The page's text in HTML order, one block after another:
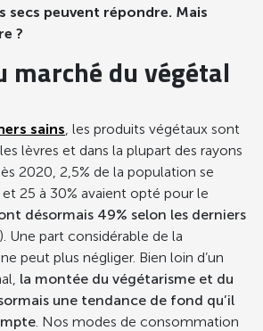
secs peuvent répondre. Mais
?
marché du végétal
sains, les produits végétaux sont
lèvres et dans la plupart des rayons
2020, 2,5% de la population se
25 à 30% avaient opté pour le
désormais 49% selon les derniers
Une part considérable de la
peut plus négliger. Bien loin d’un
la ​​montée du végétarisme et du
une tendance de fond qu’il
. Nos modes de consommation